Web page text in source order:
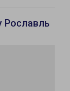
Рославль